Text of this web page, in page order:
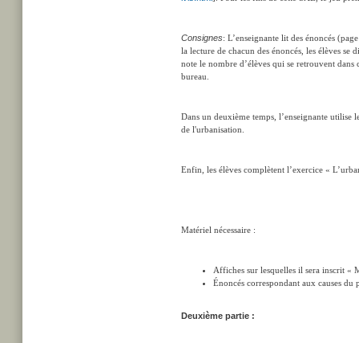
Consignes: L’enseignante lit des énoncés
la lecture de chacun des énoncés, les élèves
note le nombre d’élèves qui se retrouvent
bureau.
Dans un deuxième temps, l’enseignante utilise
de l'urbanisation.
Enfin, les élèves complètent l’exercice «
Matériel nécessaire :
Affiches sur lesquelles il sera inscrit
Énoncés correspondant aux causes du
Deuxième partie :